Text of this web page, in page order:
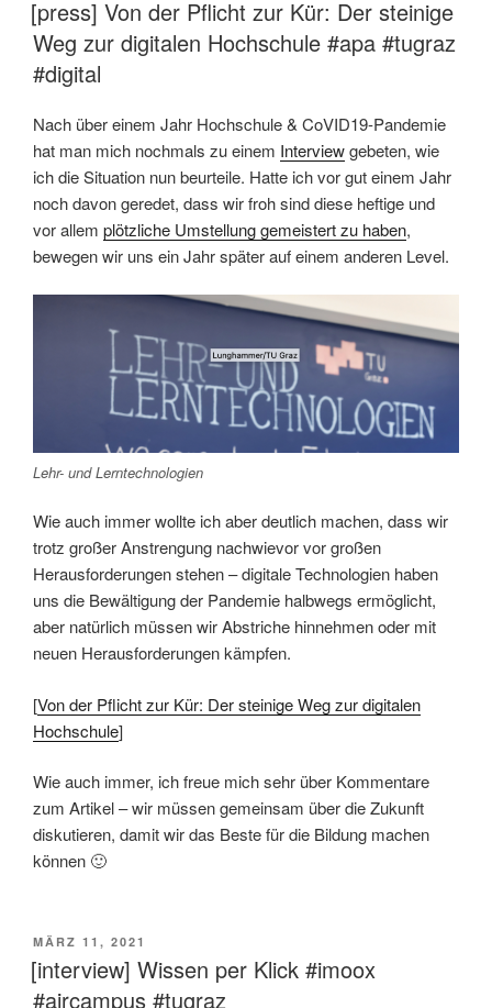
[press] Von der Pflicht zur Kür: Der steinige
Weg zur digitalen Hochschule #apa #tugraz
#digital
Nach über einem Jahr Hochschule & CoVID19-Pandemie
hat man mich nochmals zu einem Interviewgebeten, wie
ich die Situation nun beurteile. Hatte ich vor gut einem Jahr
noch davon geredet, dass wir froh sind diese heftige und
vor allem plötzliche Umstellung gemeistert zu haben,
bewegen wir uns ein Jahr später auf einem anderen Level.
Lehr- und Lerntechnologien
Wie auch immer wollte ich aber deutlich machen, dass wir
trotz großer Anstrengung nachwievor vor großen
Herausforderungen stehen – digitale Technologien haben
uns die Bewältigung der Pandemie halbwegs ermöglicht,
aber natürlich müssen wir Abstriche hinnehmen oder mit
neuen Herausforderungen kämpfen.
[Von der Pflicht zur Kür: Der steinige Weg zur digitalen
Hochschule]
Wie auch immer, ich freue mich sehr über Kommentare
zum Artikel – wir müssen gemeinsam über die Zukunft
diskutieren, damit wir das Beste für die Bildung machen
können 🙂
VERÖFFENTLICHT
AM
MÄRZ 11, 2021
[interview] Wissen per Klick #imoox
#aircampus #tugraz